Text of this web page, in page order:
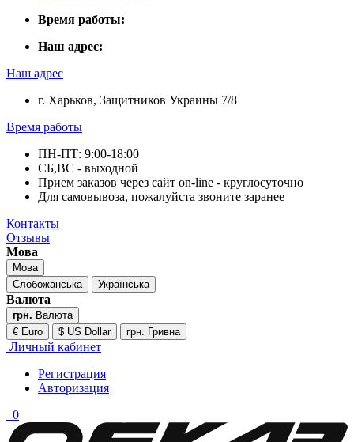
Время работы:
Наш адрес:
Наш адрес
г. Харьков, Защитников Украины 7/8
Время работы
ПН-ПТ: 9:00-18:00
СБ,ВС - выходной
Прием заказов через сайт on-line - круглосуточно
Для самовывоза, пожалуйста звоните заранее
Контакты
Отзывы
Мова
Мова
Слобожанська
Українська
Валюта
грн. Валюта
€ Euro
$ US Dollar грн. Гривна
Личный кабинет
Регистрация
Авторизация
0